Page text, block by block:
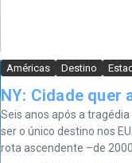
Américas Destino
NY: Cidade
Seis anos após a
ser o único destino nos
rota ascendente –de